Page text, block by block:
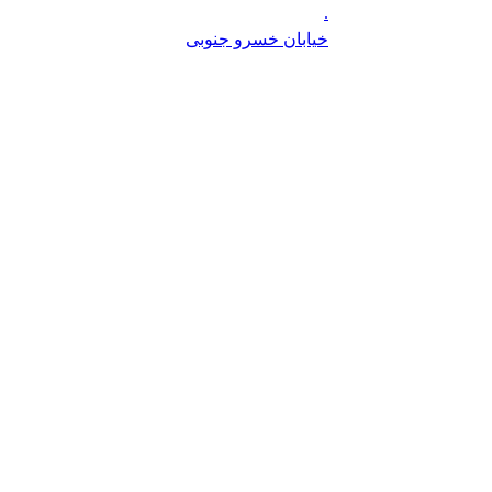
.
خیابان خسرو جنوبی